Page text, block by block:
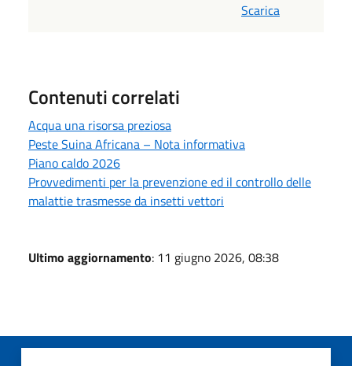
Scarica
Contenuti correlati
Acqua una risorsa preziosa
Peste Suina Africana – Nota informativa
Piano caldo 2026
Provvedimenti per la prevenzione ed il controllo delle
malattie trasmesse da insetti vettori
Ultimo aggiornamento: 11 giugno 2026, 08:38